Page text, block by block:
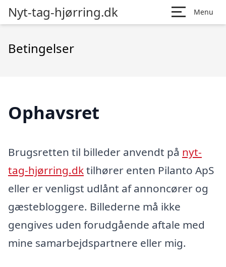
Nyt-tag-hjørring.dk Menu
Betingelser
Ophavsret
Brugsretten til billeder anvendt på nyt-
tag-hjørring.dktilhører enten Pilanto ApS
eller er venligst udlånt af annoncører og
gæstebloggere. Billederne må ikke
gengives uden forudgående aftale med
mine samarbejdspartnere eller mig.